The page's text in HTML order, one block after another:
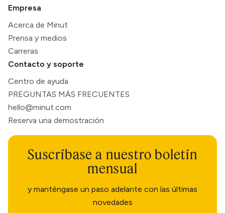
Empresa
Acerca de Minut
Prensa y medios
Carreras
Contacto y soporte
Centro de ayuda
PREGUNTAS MÁS FRECUENTES
hello@minut.com
Reserva una demostración
Suscríbase a nuestro boletín
mensual
y manténgase un paso adelante con las últimas
novedades